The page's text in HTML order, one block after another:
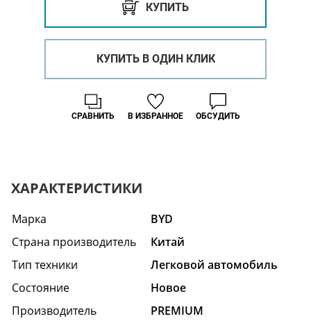
КУПИТЬ
КУПИТЬ В ОДИН КЛИК
В ИЗБРАННОЕ
СРАВНИТЬ ОБСУДИТЬ
ХАРАКТЕРИСТИКИ
Марка
BYD
Страна производитель
Китай
Тип техники
Легковой автомобиль
Состояние
Hовое
Производитель
PREMIUM